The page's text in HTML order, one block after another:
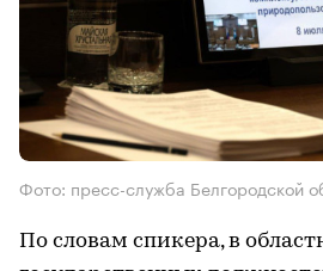
Фото: пресс-служба Белгородской
По словам спикера, в